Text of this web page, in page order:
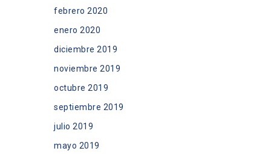
febrero 2020
enero 2020
diciembre 2019
noviembre 2019
octubre 2019
septiembre 2019
julio 2019
mayo 2019